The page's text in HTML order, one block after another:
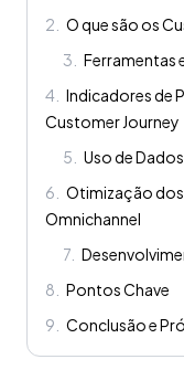
2
O que são os
3
Ferramentas
4
Indicadores de
Customer Journey
5
Uso de
6
Otimização
Omnichannel
7
8
Pontos Chave
9
Conclusão e